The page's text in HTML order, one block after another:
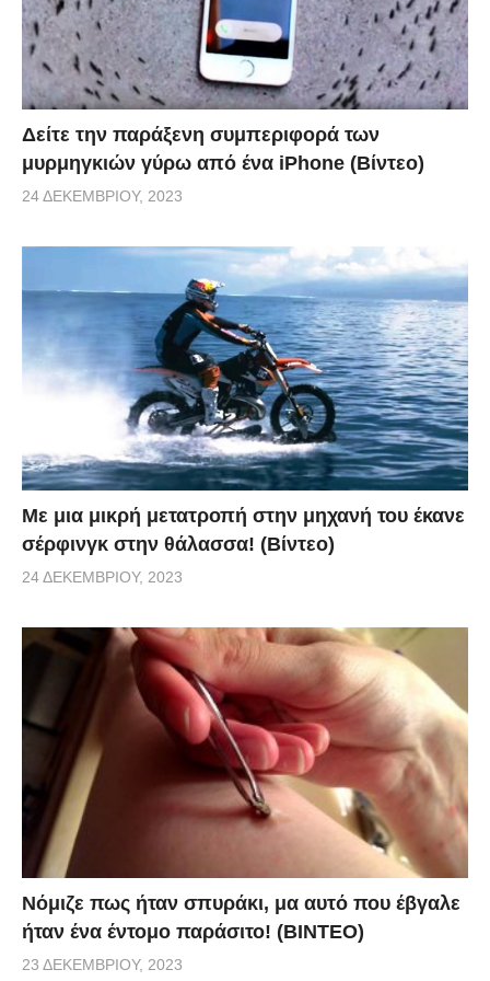
ευδοκιμούν σε τόσο αντίξοες συνθήκες.
Δείτε την παράξενη συμπεριφορά των
μυρμηγκιών γύρω από ένα iPhone (Βίντεο)
24 ΔΕΚΕΜΒΡΊΟΥ, 2023
Με μια μικρή μετατροπή στην μηχανή του έκανε
σέρφινγκ στην θάλασσα! (Βίντεο)
24 ΔΕΚΕΜΒΡΊΟΥ, 2023
Νόμιζε πως ήταν σπυράκι, μα αυτό που έβγαλε
ήταν ένα έντομο παράσιτο! (BINTEO)
23 ΔΕΚΕΜΒΡΊΟΥ, 2023